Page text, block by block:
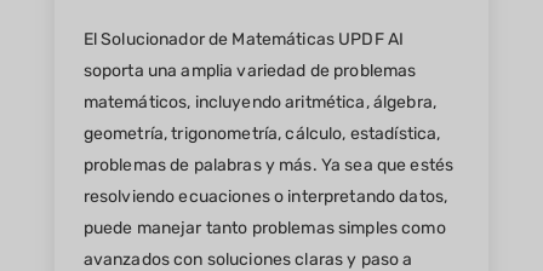
El Solucionador de Matemáticas UPDF AI
soporta una amplia variedad de problemas
matemáticos, incluyendo aritmética, álgebra,
geometría, trigonometría, cálculo, estadística,
problemas de palabras y más. Ya sea que estés
resolviendo ecuaciones o interpretando datos,
puede manejar tanto problemas simples como
avanzados con soluciones claras y paso a